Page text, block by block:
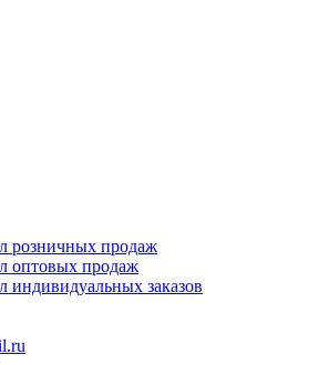
розничных продаж
оптовых продаж
индивидуальных заказов